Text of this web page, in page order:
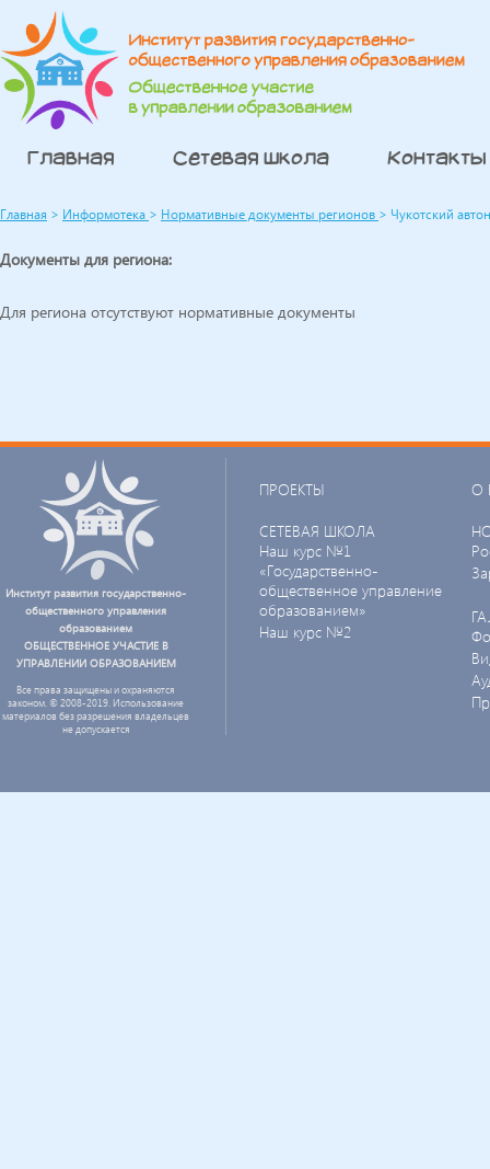
Главная Сетевая школа Контакты
Главная > Информотека > Нормативные документы регионов > Чукотский
Документы для региона:
Для региона отсутствуют нормативные документы
Институт развития государственно-
общественного управления
образованием
ОБЩЕСТВЕННОЕ УЧАСТИЕ В
УПРАВЛЕНИИ ОБРАЗОВАНИЕМ
Все права защищены и охраняются
законом. © 2008-2019. Использование
материалов без разрешения владельцев
не допускается
ПРОЕКТЫ
СЕТЕВАЯ ШКОЛА
Наш курс №1
«Государственно-
общественное управление
образованием»
Наш курс №2
О